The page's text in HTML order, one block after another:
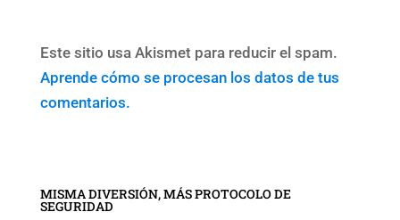
Este sitio usa Akismet para reducir el spam.
Aprende cómo se procesan los datos de tus
comentarios.
MISMA DIVERSIÓN, MÁS PROTOCOLO DE
SEGURIDAD